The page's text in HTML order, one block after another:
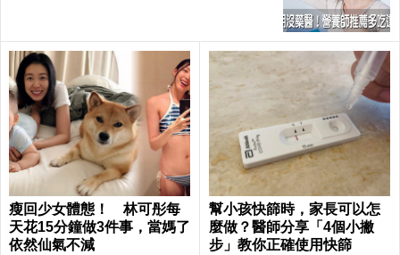
瘦回少女體態！ 林可彤每
天花15分鐘做3件事，當媽了
依然仙氣不減
幫小孩快篩時，家長可以怎
麼做？醫師分享「4個小撇
步」教你正確使用快篩